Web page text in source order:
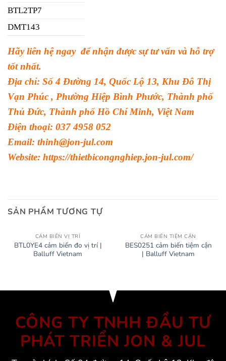
BTL2TP7
DMT143
Hãy liên hệ ngay để nhận được sự tư vấn và hỗ trợ
tốt nhất.
Địa chỉ: Số 4 Đường 14, Quốc Lộ 13, Khu Đô Thị
Vạn Phúc , Phường Hiệp Bình Phước, Thành phố
Thủ Đức, Thành phố Hồ Chí Minh, Việt Nam
Điện thoại: 037 4958 052
Email: thinh@jon-jul.com
Website: https://thietbicongnghiep.jon-jul.com/
SẢN PHẨM TƯƠNG TỰ
CẢM BIẾN VỊ TRÍ
BTL0YE4 cảm biến đo vị trí |
Balluff Vietnam
CẢM BIẾN TIỆM CẬN
BES0251 cảm biến tiệm cận
| Balluff Vietnam
CÔNG TY TNHH ĐẦU TƯ
PHÁT TRIỂN JON & JUL